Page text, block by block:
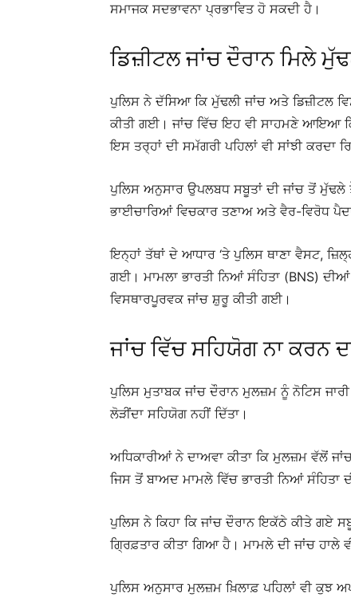
ਸਮਾਜਕ ਸਦਭਾਵਨਾ ਪ੍ਰਭਾਵਿਤ ਹੋ ਸਕਦੀ ਹੈ।
ਡਿਜ਼ੀਟਲ ਜਾਂਚ ਦੌਰਾਨ ਮਿਲੇ
ਪੁਲਿਸ ਨੇ ਦੱਸਿਆ ਕਿ ਮੁੱਢਲੀ ਜਾਂਚ ਅਤੇ ਡਿਜ਼ੀਟਲ
ਕੀਤੀ ਗਈ। ਜਾਂਚ ਵਿੱਚ ਇਹ ਵੀ ਸਾਹਮਣੇ ਆਇਆ
ਇਸ ਤਰ੍ਹਾਂ ਦੀ ਸਮੱਗਰੀ ਪਹਿਲਾਂ ਵੀ ਸਾਂਝੀ ਕਰਦਾ
ਪੁਲਿਸ ਅਨੁਸਾਰ ਉਪਲਬਧ ਸਬੂਤਾਂ ਦੀ ਜਾਂਚ ਤੋਂ
ਭਾਈਚਾਰਿਆਂ ਵਿਚਕਾਰ ਤਣਾਅ ਅਤੇ ਵੈਰ-ਵਿਰੋਧ
ਇਨ੍ਹਾਂ ਤੱਥਾਂ ਦੇ ਆਧਾਰ ‘ਤੇ ਪੁਲਿਸ ਥਾਣਾ ਵੈਸਟ,
ਗਈ। ਮਾਮਲਾ ਭਾਰਤੀ ਨਿਆਂ ਸੰਹਿਤਾ (BNS)
ਵਿਸਥਾਰਪੂਰਵਕ ਜਾਂਚ ਸ਼ੁਰੂ ਕੀਤੀ ਗਈ।
ਜਾਂਚ ਵਿੱਚ ਸਹਿਯੋਗ ਨਾ ਕਰਨ
ਪੁਲਿਸ ਮੁਤਾਬਕ ਜਾਂਚ ਦੌਰਾਨ ਮੁਲਜ਼ਮ ਨੂੰ ਨੋਟਿਸ
ਲੋੜੀਂਦਾ ਸਹਿਯੋਗ ਨਹੀਂ ਦਿੱਤਾ।
ਅਧਿਕਾਰੀਆਂ ਨੇ ਦਾਅਵਾ ਕੀਤਾ ਕਿ ਮੁਲਜ਼ਮ ਵੱਲੋਂ
ਜਿਸ ਤੋਂ ਬਾਅਦ ਮਾਮਲੇ ਵਿੱਚ ਭਾਰਤੀ ਨਿਆਂ ਸੰਹਿਤਾ
ਪੁਲਿਸ ਨੇ ਕਿਹਾ ਕਿ ਜਾਂਚ ਦੌਰਾਨ ਇਕੱਠੇ ਕੀਤੇ ਗਏ
ਗ੍ਰਿਫ਼ਤਾਰ ਕੀਤਾ ਗਿਆ ਹੈ। ਮਾਮਲੇ ਦੀ ਜਾਂਚ ਹਾਲੇ
ਪੁਲਿਸ ਅਨੁਸਾਰ ਮੁਲਜ਼ਮ ਖ਼ਿਲਾਫ਼ ਪਹਿਲਾਂ ਵੀ ਕੁਝ